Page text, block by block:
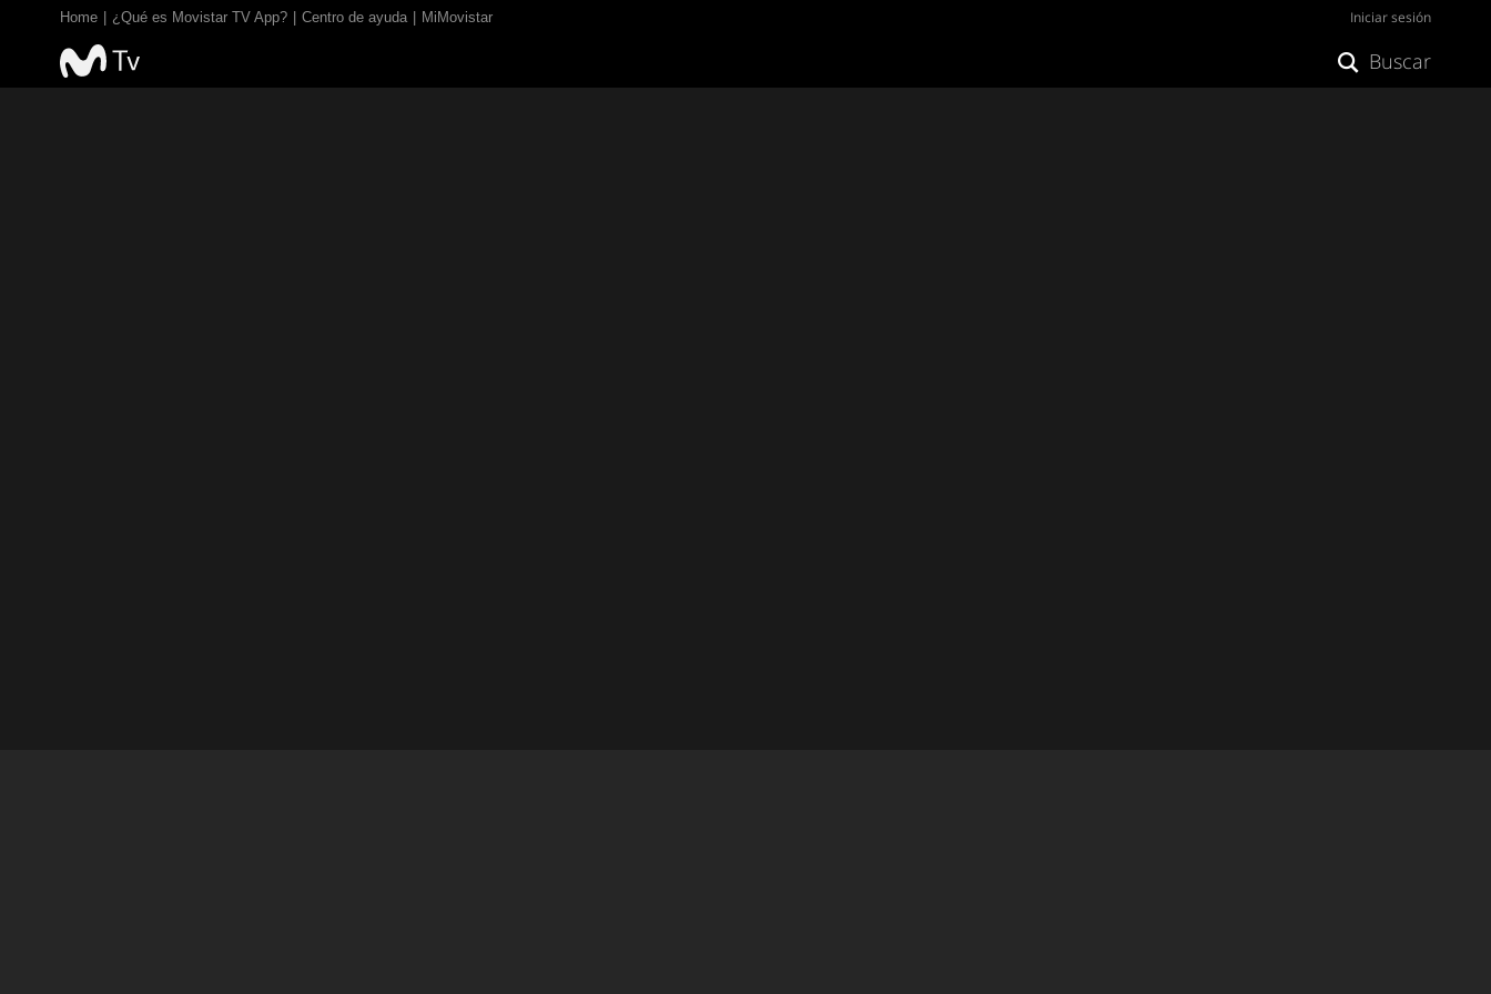
Home ¿Qué es Movistar TV App? Centro de ayuda MiMovistar Iniciar sesión
Buscar